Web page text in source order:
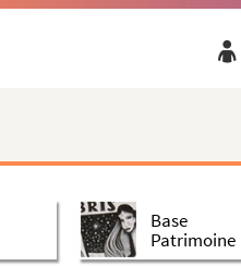
Base
Patrimoine